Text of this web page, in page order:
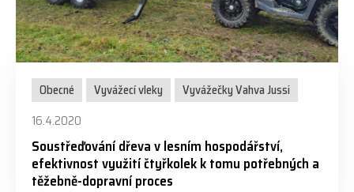
Obecné Vyvážecí vleky
Vyvážečky Vahva Jussi
16.4.2020
Soustřeďování dřeva v lesním hospodářství,
efektivnost využití čtyřkolek k tomu potřebných a
těžebně-dopravní proces